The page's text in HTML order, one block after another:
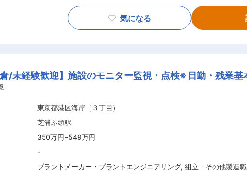
し提案します ・進捗管理 見積、契約、日程調整、予算管理を行い
はございません。 ■業務の特徴 お客様一人ひとりのニーズをヒアリングしながら、お客様とともに一から
プ
社員も多数おります。 ■入社後流れ 育成担当が1名ついて、3か月から半年ほど伴走して、1人立ちを目指
番いい「住まい方」をアーキテックスグループ全体で支えています
気になる
倉/未経験歓迎】施設のモニター監視・点検※日勤・残業
東京都港区海岸（３丁目）
芝浦ふ頭駅
350万円~549万円
-
プラントメーカー・プラントエンジニアリング, 組立・その他製造